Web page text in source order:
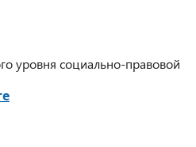
уровня социально-правовой